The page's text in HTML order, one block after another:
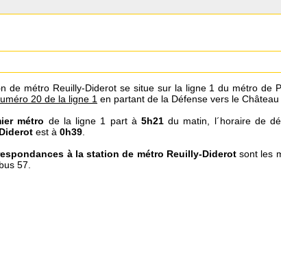
de métro Reuilly-Diderot se situe sur la ligne 1 du métro de
20 de la ligne 1 en partant de la Défense vers le Château
métro de la ligne 1 part à5h21 du matin, l´horaire de
est à 0h39
à la station de métro Reuilly-Diderotsont les
57.